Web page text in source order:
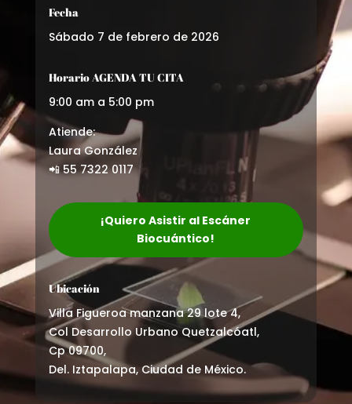
Fecha
Sábado 7 de febrero de 2026
Horario AGENDA TU CITA
9:00 am a 5:00 pm
Atiende:
Laura González
📲 55 7322 0117
¡Quiero Asistir al Escáner
Biocuántico!
Ubicación
Villa Figueroa manzana 29 lote 4,
Col Desarrollo Urbano Quetzalcóatl,
Cp 09700,
Del. Iztapalapa, Ciudad de México.